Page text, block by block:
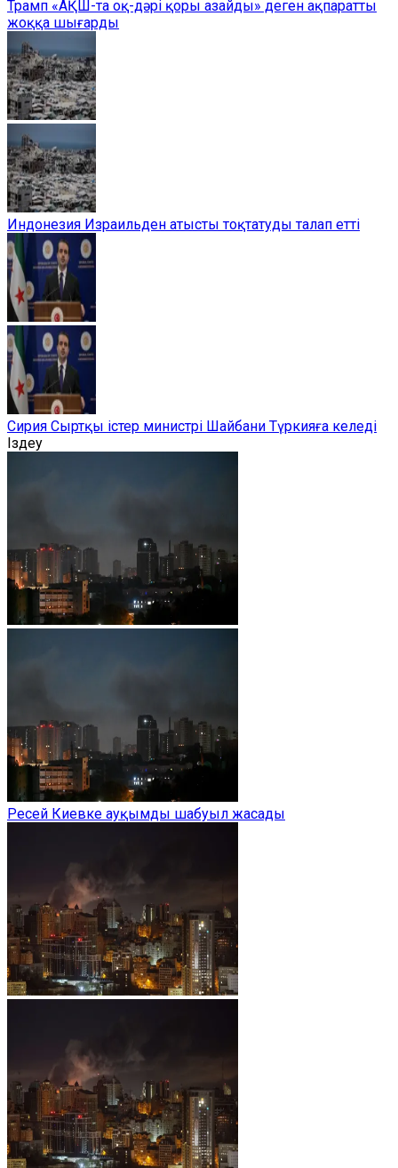
Трамп «АҚШ-та оқ-дәрі қоры азайды» деген ақпаратты
жоққа шығарды
Индонезия Израильден атысты тоқтатуды талап етті
Сирия Сыртқы істер министрі Шайбани Түркияға келеді
Іздеу
Ресей Киевке ауқымды шабуыл жасады